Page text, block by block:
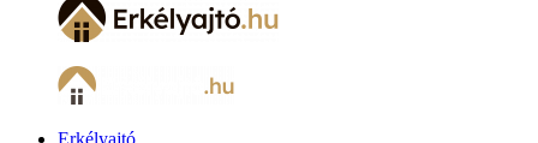
Erkélyajtó